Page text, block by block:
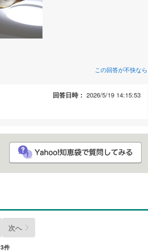
この回答が不快なら
回答日時： 2026/5/19 14:15:53
次へ
3件